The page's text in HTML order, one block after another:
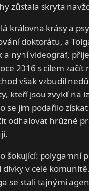
zůstala skryta
královna krásy a
doktorátu, a
a nyní videograf,
2016 s cílem začít
však vzbudil
kteří jsou zvyklí na
se jim podařilo
odhalovat hrůzné
šokující: polygamní
dívky v celé komunitě.
se stali tajnými